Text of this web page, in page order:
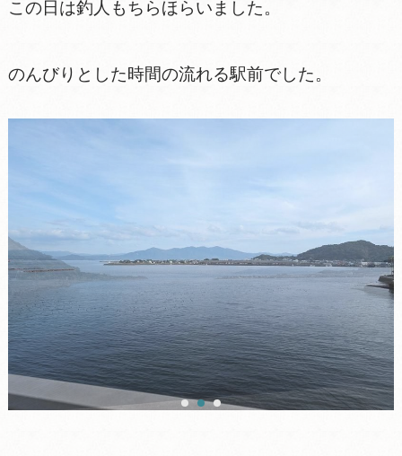
この日は釣人もちらほらいました。
のんびりとした時間の流れる駅前でした。